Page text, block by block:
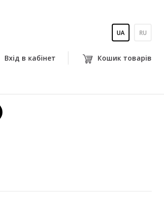
UA RU
Вхiд в кабiнет Кошик товарiв